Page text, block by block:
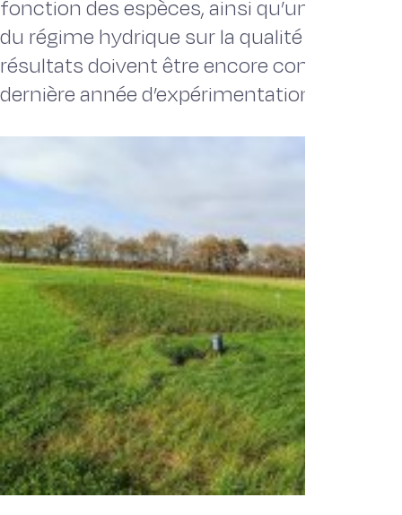
fonction des espèces, ainsi qu’un très
du régime hydrique sur la qualité
résultats doivent être encore consolidés
dernière année d’expérimentation.